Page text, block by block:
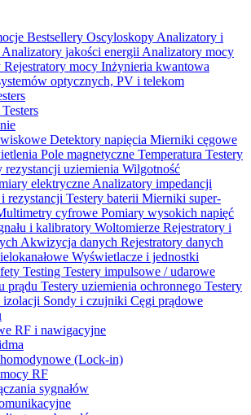
Bestsellery Oscyloskopy Analizatory i
Analizatory jakości energii Analizatory mocy
Rejestratory mocy Inżynieria kwantowa
optycznych, PV i telekom
Detektory napięcia Mierniki cęgowe
Pole magnetyczne Temperatura Testery
rezystancji uziemienia Wilgotność
elektryczne Analizatory impedancji
rezystancji Testery baterii Mierniki super-
cyfrowe Pomiary wysokich napięć
i kalibratory Woltomierze Rejestratory i
Akwizycja danych Rejestratory danych
Wyświetlacze i jednostki
Testing Testery impulsowe / udarowe
prądu Testery uziemienia ochronnego Testery
izolacji Sondy i czujniki Cęgi prądowe
RF i nawigacyjne
(Lock‑in)
RF
sygnałów